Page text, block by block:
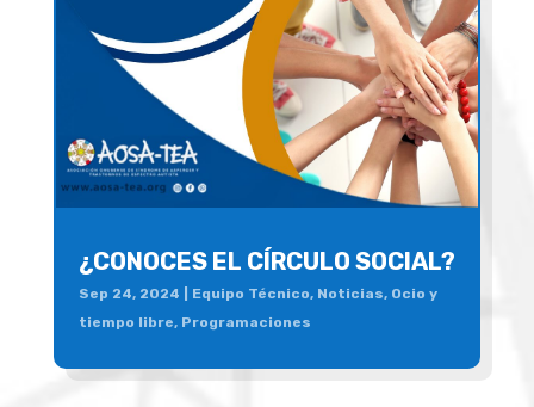
¿CONOCES EL CÍRCULO SOCIAL?
Sep 24, 2024 Equipo Técnico, Noticias, Ocio y
tiempo libre, Programaciones